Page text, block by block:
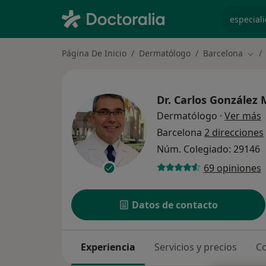
Página De Inicio Dermatólogo Barcelona
Dr. Carlos González
Dermatólogo · Ver más
Barcelona 2 direcciones
Núm. Colegiado: 29146
69 opiniones
Datos de contacto
Experiencia Servicios y precios